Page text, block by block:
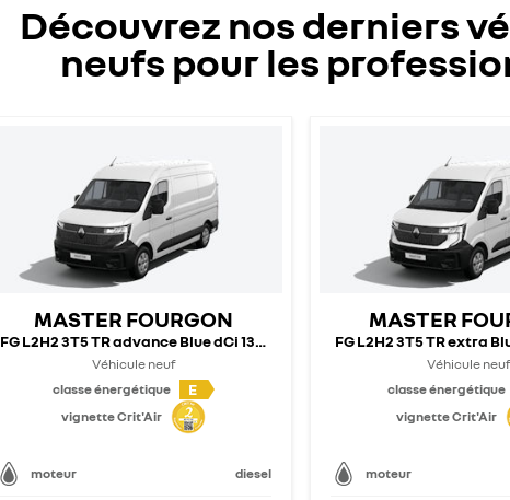
Découvrez nos derniers
neufs pour les
MASTER FOURGON
FG L2H2 3T5 TR advance Blue dCi 130 - 25
Véhicule neuf
classe énergétique
E
vignette Crit'Air
moteur diesel
MASTER
FG L2H2 3T5 TR extra
Véhicule neuf
classe énergétique
vignette Crit'Air
moteur